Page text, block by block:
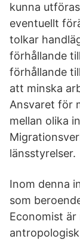
kunna
eventuellt
tolkar
förhållande
förhållande
att minska
Ansvaret för
mellan olika
länsstyrelser.
Inom denna
som
Economist är